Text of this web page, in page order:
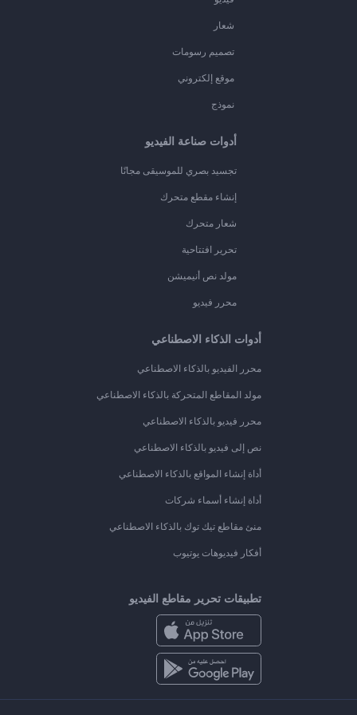
شعار
تصميم رسومات
موقع إلكتروني
نموذج
أدوات صناعة الفيديو
تجسيد بصري للموسيقى مجانًا
إنشاء مقطع متحرك
شعار متحرك
تحرير افتتاحية
مولد نص أنيميشن
محرر فيديو
أدوات الذكاء الاصطناعي
محرر الفيديو بالذكاء الاصطناعي
مولد المقاطع المتحركة بالذكاء الاصطناعي
محرر فيديو بالذكاء الاصطناعي
نص إلى فيديو بالذكاء الاصطناعي
أداة إنشاء المواقع بالذكاء الاصطناعي
أداة إنشاء أسماء شركات
منئ مقاطع تيك توك بالذكاء الاصطناعي
أفكار فيديوهات يوتيوب
تطبيقات تحرير مقاطع الفيديو